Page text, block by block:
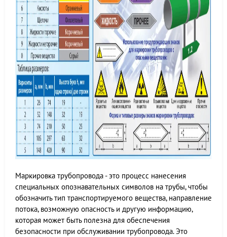
Маркировка трубопровода - это процесс нанесения
специальных опознавательных символов на трубы, чтобы
обозначить тип транспортируемого вещества, направление
потока, возможную опасность и другую информацию,
которая может быть полезна для обеспечения
безопасности при обслуживании трубопровода. Это